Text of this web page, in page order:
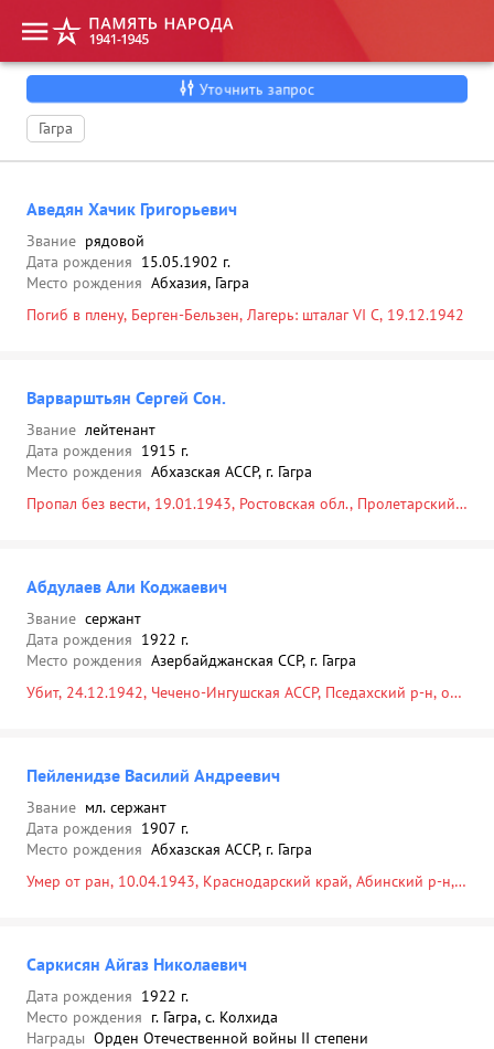
Уточнить запрос
Гагра
Аведян Хачик Григорьевич
Звание рядовой
Дата рождения 15.05.1902 г.
Место рождения Абхазия, Гагра
Погиб в плену, Берген-Бельзен, Лагерь: шталаг VI C, 19.12.1942
Варварштьян Сергей Сон.
Звание лейтенант
Дата рождения 1915 г.
Место рождения Абхазская АССР, г. Гагра
Пропал без вести, 19.01.1943, Ростовская обл., Пролетарский
Абдулаев Али Коджаевич
Звание сержант
Дата рождения 1922 г.
Место рождения Азербайджанская ССР, г. Гагра
Убит, 24.12.1942, Чечено-Ингушская АССР, Пседахский р-н, оз.
Пейленидзе Василий Андреевич
Звание мл. сержант
Дата рождения 1907 г.
Место рождения Абхазская АССР, г. Гагра
Умер от ран, 10.04.1943, Краснодарский край, Абинский р-н,
Саркисян Айгаз Николаевич
Дата рождения 1922 г.
Место рождения г. Гагра, с. Колхида
Награды Орден Отечественной войны II степени